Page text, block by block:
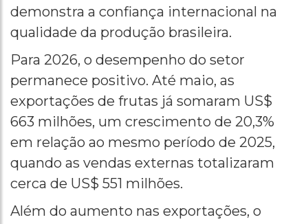
demonstra a confiança internacional na
qualidade da produção brasileira.
Para 2026, o desempenho do setor
permanece positivo. Até maio, as
exportações de frutas já somaram US$
663 milhões, um crescimento de 20,3%
em relação ao mesmo período de 2025,
quando as vendas externas totalizaram
cerca de US$ 551 milhões.
Além do aumento nas exportações, o